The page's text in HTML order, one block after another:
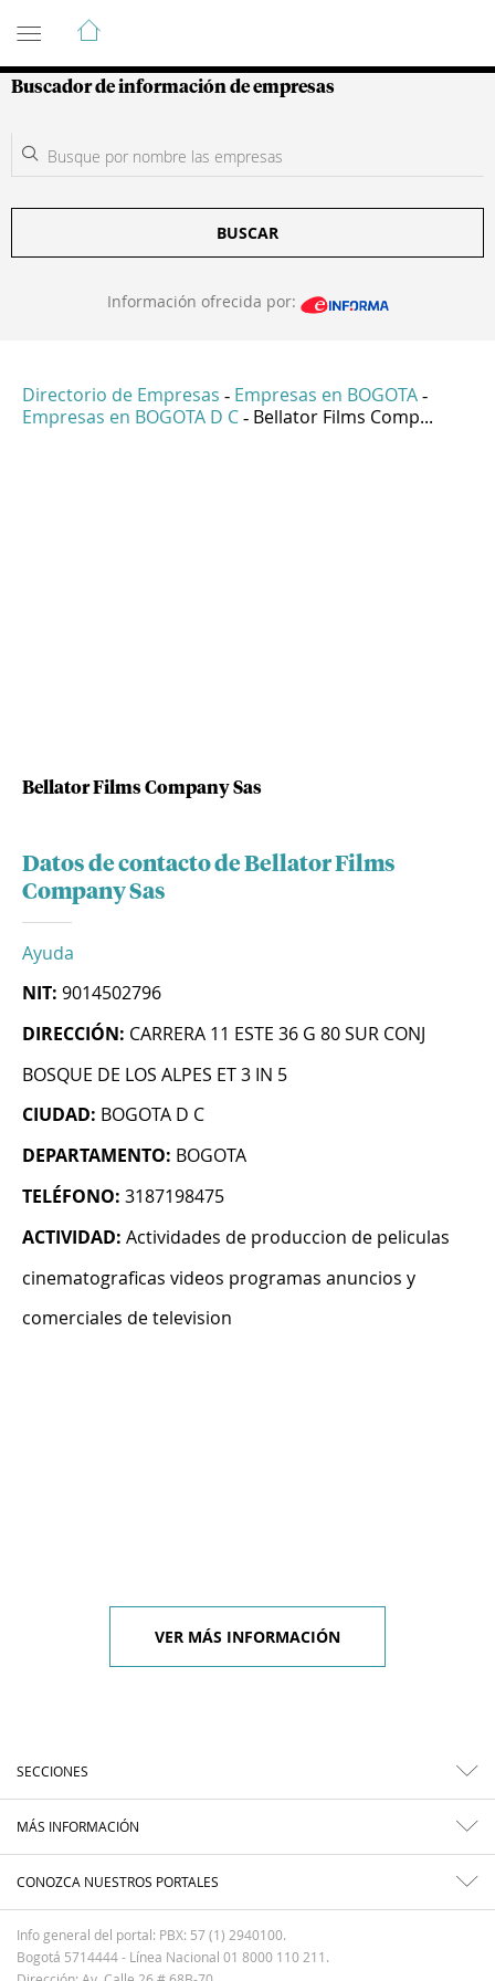
Guía de Empresas Colombianas
Buscador de información de empresas
BUSCAR
Información ofrecida por:
Directorio de Empresas - Empresas en BOGOTA -
Empresas en BOGOTA D C - Bellator Films Comp...
Bellator Films Company Sas
Datos de contacto de Bellator Films
Company Sas
Ayuda
NIT: 9014502796
DIRECCIÓN: CARRERA 11 ESTE 36 G 80 SUR CONJ
BOSQUE DE LOS ALPES ET 3 IN 5
CIUDAD: BOGOTA D C
DEPARTAMENTO: BOGOTA
TELÉFONO: 3187198475
ACTIVIDAD: Actividades de produccion de peliculas
cinematograficas videos programas anuncios y
comerciales de television
VER MÁS INFORMACIÓN
SECCIONES
MÁS INFORMACIÓN
CONOZCA NUESTROS PORTALES
Info general del portal: PBX: 57 (1) 2940100.
Bogotá 5714444 - Línea Nacional 01 8000 110 211.